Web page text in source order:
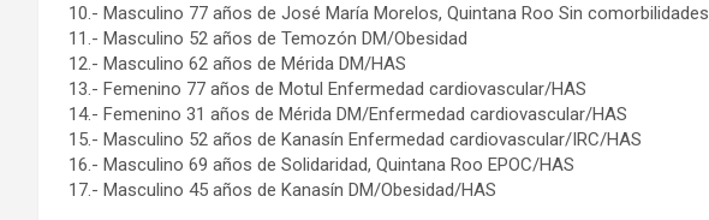
10.- Masculino 77 años de José María Morelos, Quintana Roo Sin comorbilidades
11.- Masculino 52 años de Temozón DM/Obesidad
12.- Masculino 62 años de Mérida DM/HAS
13.- Femenino 77 años de Motul Enfermedad cardiovascular/HAS
14.- Femenino 31 años de Mérida DM/Enfermedad cardiovascular/HAS
15.- Masculino 52 años de Kanasín Enfermedad cardiovascular/IRC/HAS
16.- Masculino 69 años de Solidaridad, Quintana Roo EPOC/HAS
17.- Masculino 45 años de Kanasín DM/Obesidad/HAS